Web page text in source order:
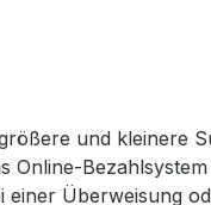
und kleinere
Online-
Überweisung